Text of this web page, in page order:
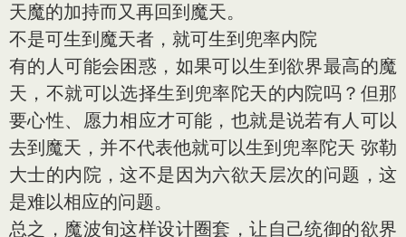
天魔的加持而又再回到魔天。
不是可生到魔天者，就可生到兜率内院
有的人可能会困惑，如果可以生到欲界最高的魔
天，不就可以选择生到兜率陀天的内院吗？但那
要心性、愿力相应才可能，也就是说若有人可以
去到魔天，并不代表他就可以生到兜率陀天 弥勒
大士的内院，这不是因为六欲天层次的问题，这
是难以相应的问题。
总之，魔波旬这样设计圈套，让自己统御的欲界